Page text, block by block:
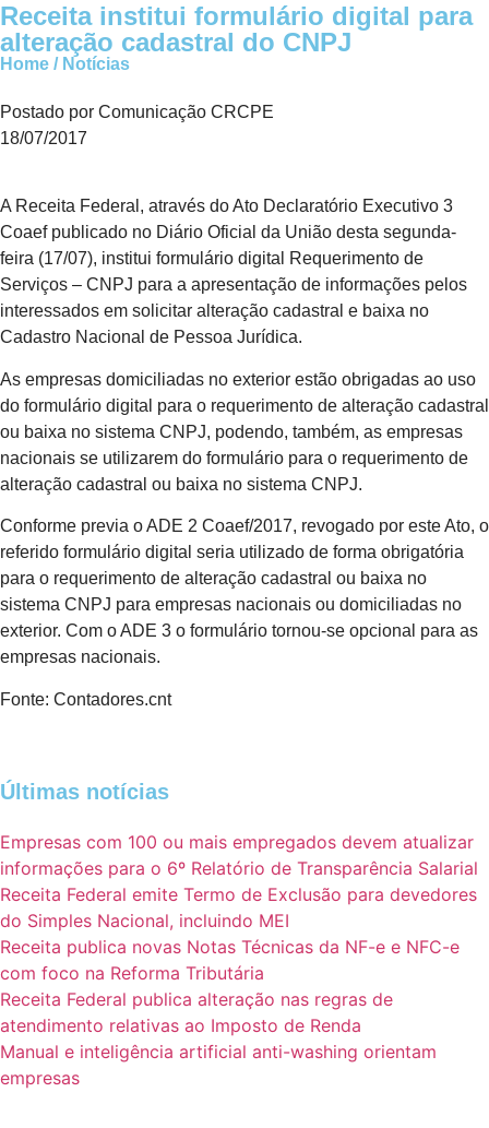
Receita institui formulário digital para
alteração cadastral do CNPJ
Home / Notícias
Postado por Comunicação CRCPE
18/07/2017
A Receita Federal, através do Ato Declaratório Executivo 3
Coaef publicado no Diário Oficial da União desta segunda-
feira (17/07), institui formulário digital Requerimento de
Serviços – CNPJ para a apresentação de informações pelos
interessados em solicitar alteração cadastral e baixa no
Cadastro Nacional de Pessoa Jurídica.
As empresas domiciliadas no exterior estão obrigadas ao uso
do formulário digital para o requerimento de alteração cadastral
ou baixa no sistema CNPJ, podendo, também, as empresas
nacionais se utilizarem do formulário para o requerimento de
alteração cadastral ou baixa no sistema CNPJ.
Conforme previa o ADE 2 Coaef/2017, revogado por este Ato, o
referido formulário digital seria utilizado de forma obrigatória
para o requerimento de alteração cadastral ou baixa no
sistema CNPJ para empresas nacionais ou domiciliadas no
exterior. Com o ADE 3 o formulário tornou-se opcional para as
empresas nacionais.
Fonte: Contadores.cnt
Últimas notícias
Empresas com 100 ou mais empregados devem atualizar
informações para o 6º Relatório de Transparência Salarial
Receita Federal emite Termo de Exclusão para devedores
do Simples Nacional, incluindo MEI
Receita publica novas Notas Técnicas da NF-e e NFC-e
com foco na Reforma Tributária
Receita Federal publica alteração nas regras de
atendimento relativas ao Imposto de Renda
Manual e inteligência artificial anti-washing orientam
empresas